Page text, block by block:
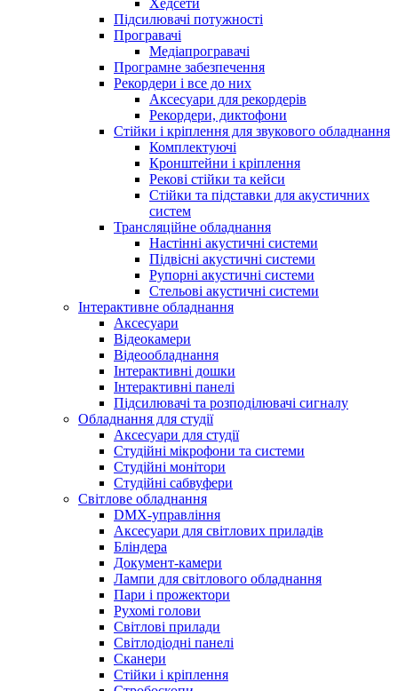
Хедсети
Підсилювачі потужності
Програвачі
Медіапрогравачі
Програмне забезпечення
Рекордери і все до них
Аксесуари для рекордерів
Рекордери, диктофони
Стійки і кріплення для звукового обладнання
Комплектуючі
Кронштейни і кріплення
Рекові стійки та кейси
Стійки та підставки для акустичних
систем
Трансляційне обладнання
Настінні акустичні системи
Підвісні акустичні системи
Рупорні акустичні системи
Стельові акустичні системи
Інтерактивне обладнання
Аксесуари
Відеокамери
Відеообладнання
Інтерактивні дошки
Інтерактивні панелі
Підсилювачі та розподілювачі сигналу
Обладнання для студії
Аксесуари для студії
Студійні мікрофони та системи
Студійні монітори
Студійні сабвуфери
Світлове обладнання
DMX-управління
Аксесуари для світлових приладів
Бліндера
Документ-камери
Лампи для світлового обладнання
Пари і прожектори
Рухомі голови
Світлові прилади
Світлодіодні панелі
Сканери
Стійки і кріплення